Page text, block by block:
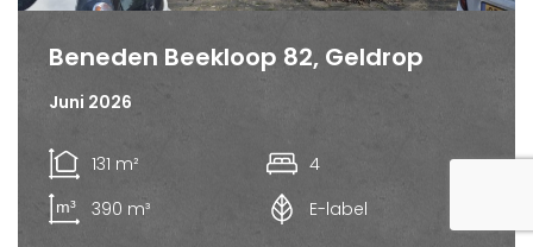
Beneden Beekloop 82, Geldrop
Juni 2026
131 m²
4
390 m³
E-label